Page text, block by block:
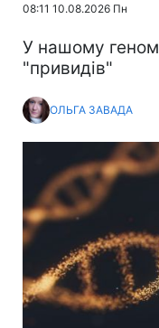
08:11 10.08.2026 Пн
У нашому
"привидів"
ОЛЬГА ЗАВАДА